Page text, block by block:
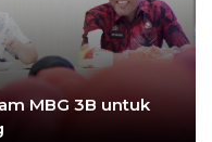
MBG 3B untuk